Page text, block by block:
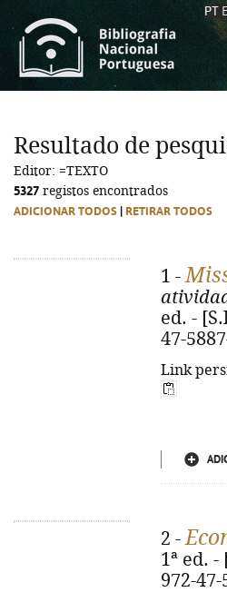
PT
Resultado de
Editor: =TEXTO
5327 registos encontrados
ADICIONAR TODOS RETIRAR TODOS
1 -
ed. -
47-
Link
2 -
1ª ed.
972-47-